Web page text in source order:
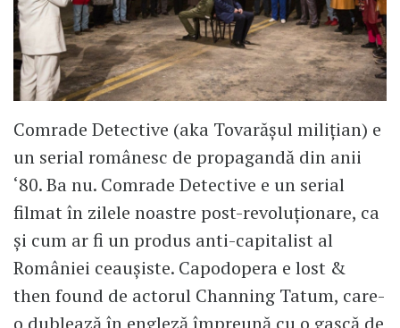
Comrade Detective (aka Tovarășul milițian) e
un serial românesc de propagandă din anii
‘80. Ba nu. Comrade Detective e un serial
filmat în zilele noastre post-revoluționare, ca
și cum ar fi un produs anti-capitalist al
României ceaușiste. Capodopera e lost &
then found de actorul Channing Tatum, care-